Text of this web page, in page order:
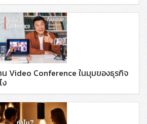
น Video Conference ในมุมของธุรกิจ
ง